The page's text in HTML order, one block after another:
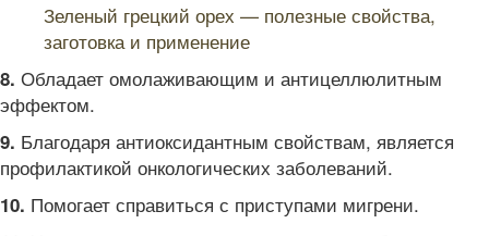
Зеленый грецкий орех — полезные свойства,
заготовка и применение
8. Обладает омолаживающим и антицеллюлитным
эффектом.
9. Благодаря антиоксидантным свойствам, является
профилактикой онкологических заболеваний.
10. Помогает справиться с приступами мигрени.